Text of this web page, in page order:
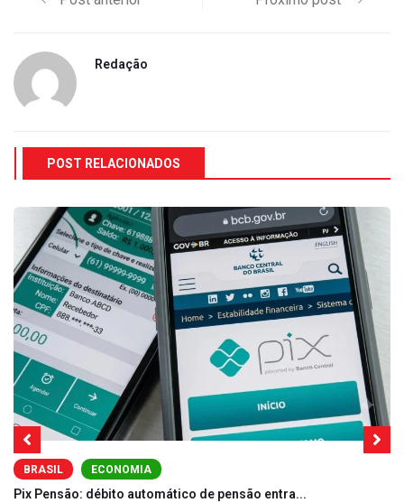
Redação
POST RELACIONADOS
BRASIL ECONOMIA
Pix Pensão: débito automático de pensão entra...